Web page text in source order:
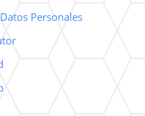
Personales